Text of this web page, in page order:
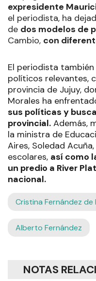
expresidente
el periodista, ha
de dos modelos de
Cambio, con
El periodista
políticos relevantes,
provincia de Jujuy,
Morales ha
sus políticas y
provincial. Además,
la ministra de
Aires, Soledad
escolares, así como
un predio a River
nacional.
Cristina Fernández de
Alberto Fernández
NOTAS